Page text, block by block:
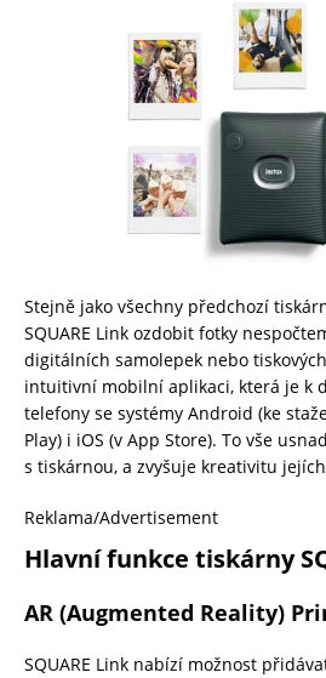
Stejně jako všechny předchozí
SQUARE Link ozdobit fotky
digitálních samolepek nebo
intuitivní mobilní aplikaci, která je k
telefony se systémy Android (ke
Play) i iOS (v App Store). To vše
s tiskárnou, a zvyšuje kreativitu
Reklama/Advertisement
Hlavní funkce tiskárny
AR (Augmented Reality)
SQUARE Link nabízí možnost